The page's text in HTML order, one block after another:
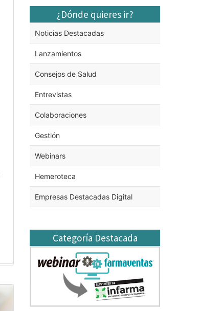
¿Dónde quieres ir?
Noticias Destacadas
Lanzamientos
Consejos de Salud
Entrevistas
Colaboraciones
Gestión
Webinars
Hemeroteca
Empresas Destacadas Digital
Categoría Destacada